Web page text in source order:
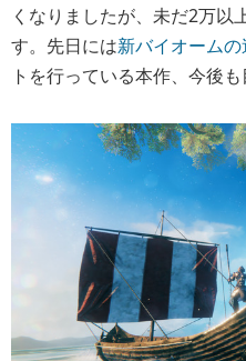
くなりましたが、未だ2万以
す。先日には新バイオームの
トを行っている本作、今後